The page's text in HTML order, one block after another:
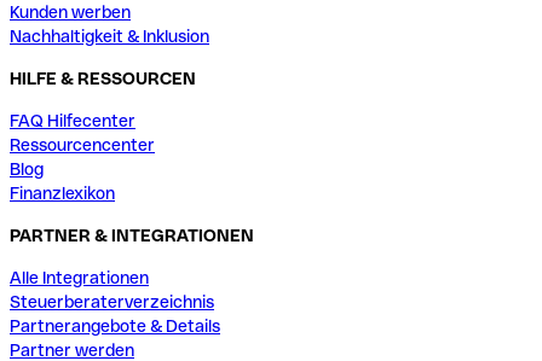
Kunden werben
Nachhaltigkeit & Inklusion
HILFE & RESSOURCEN
FAQ Hilfecenter
Ressourcencenter
Blog
Finanzlexikon
PARTNER & INTEGRATIONEN
Alle Integrationen
Steuerberaterverzeichnis
Partnerangebote & Details
Partner werden